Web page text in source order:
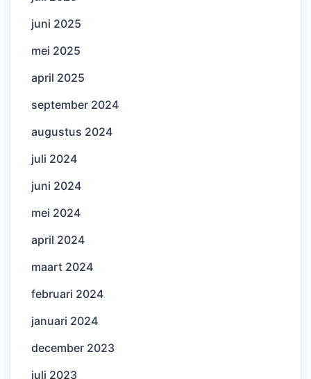
juni 2025
mei 2025
april 2025
september 2024
augustus 2024
juli 2024
juni 2024
mei 2024
april 2024
maart 2024
februari 2024
januari 2024
december 2023
juli 2023